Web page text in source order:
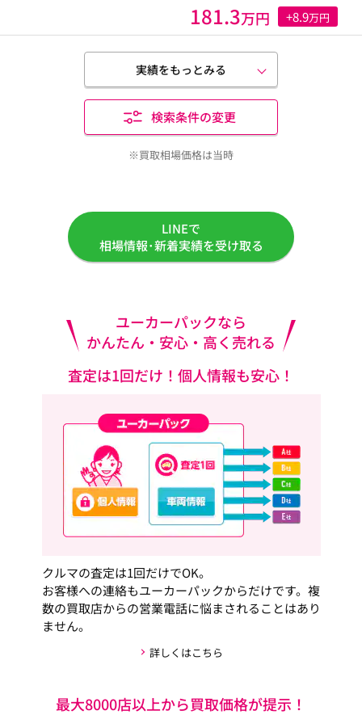
181.3万円 +8.9万円
実績をもっとみる
検索条件の変更
※買取相場価格は当時
LINEで
相場情報･新着実績を受け取る
ユーカーパックなら
かんたん・安心・高く売れる
査定は1回だけ！個人情報も安心！
クルマの査定は1回だけでOK。
お客様への連絡もユーカーパックからだけです。複
数の買取店からの営業電話に悩まされることはあり
ません。
詳しくはこちら
最大8000店以上から買取価格が提示！